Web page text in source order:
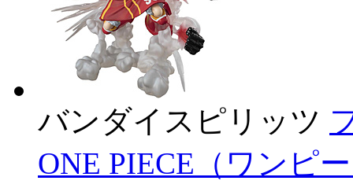
バンダイスピリッツ
ONE PIECE（ワンピ